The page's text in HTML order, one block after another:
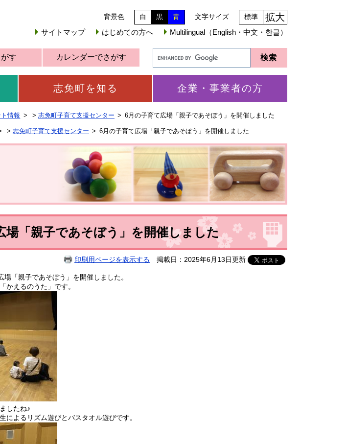
背景色 白 黒 青 文字サイズ 標準 拡大
サイトマップ はじめての方へ Multilingual（English・中文・한글）
す カレンダーでさがす
志免町を知る 企業・事業者の方
情報 > 志免町子育て支援センター 6月の子育て広場「親子であそぼう」を開催しました
> 志免町子育て支援センター 6月の子育て広場「親子であそぼう」を開催しました
場「親子であそぼう」を開催しました
印刷用ページを表示する 掲載日：2025年6月13日更新
「親子であそぼう」を開催しました。
かえるのうた」です。
したね♪
によるリズム遊びとバスタオル遊びです。